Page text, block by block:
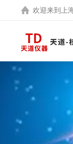
欢迎来到 上